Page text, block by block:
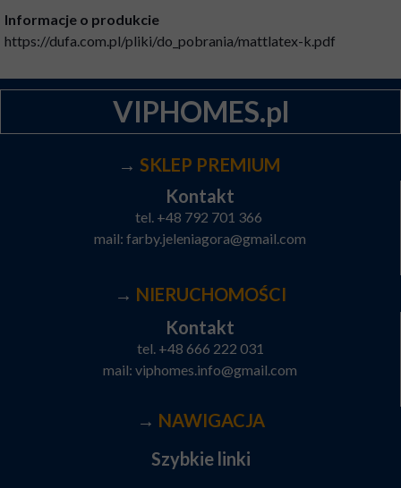
Informacje o produkcie
https://dufa.com.pl/pliki/do_pobrania/mattlatex-k.pdf
Kontakt
tel. +48 792 701 366
mail: farby.jeleniagora@gmail.com
VIPHOMES.pl
Kontakt
tel. +48 666 222 031
mail: viphomes.info@gmail.com
Szybkie linki
→ SKLEP PREMIUM
→ NIERUCHOMOŚCI
→ NAWIGACJA